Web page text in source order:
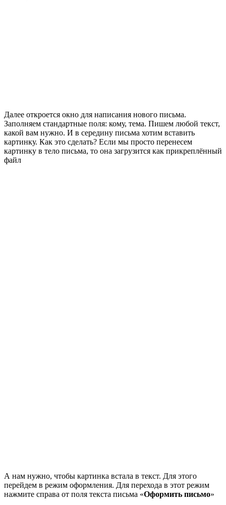
Далее откроется окно для написания нового письма.
Заполняем стандартные поля: кому, тема. Пишем любой текст,
какой вам нужно. И в середину письма хотим вставить
картинку. Как это сделать? Если мы просто перенесем
картинку в тело письма, то она загрузится как прикреплённый
файл
А нам нужно, чтобы картинка встала в текст. Для этого
перейдем в режим оформления. Для перехода в этот режим
нажмите справа от поля текста письма «Оформить письмо»